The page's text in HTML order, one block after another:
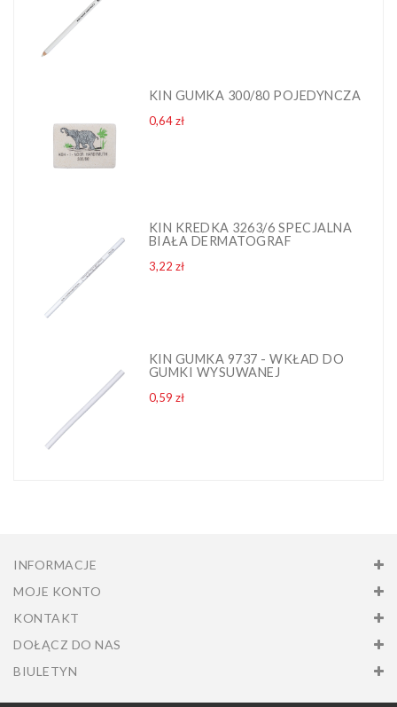
KIN GUMKA 300/80 POJEDYNCZA
0,64 złCena
KIN KREDKA 3263/6 SPECJALNA
BIAŁA DERMATOGRAF
3,22 złCena
KIN GUMKA 9737 - WKŁAD DO
GUMKI WYSUWANEJ
0,59 złCena
INFORMACJE
MOJE KONTO
KONTAKT
DOŁĄCZ DO NAS
BIULETYN